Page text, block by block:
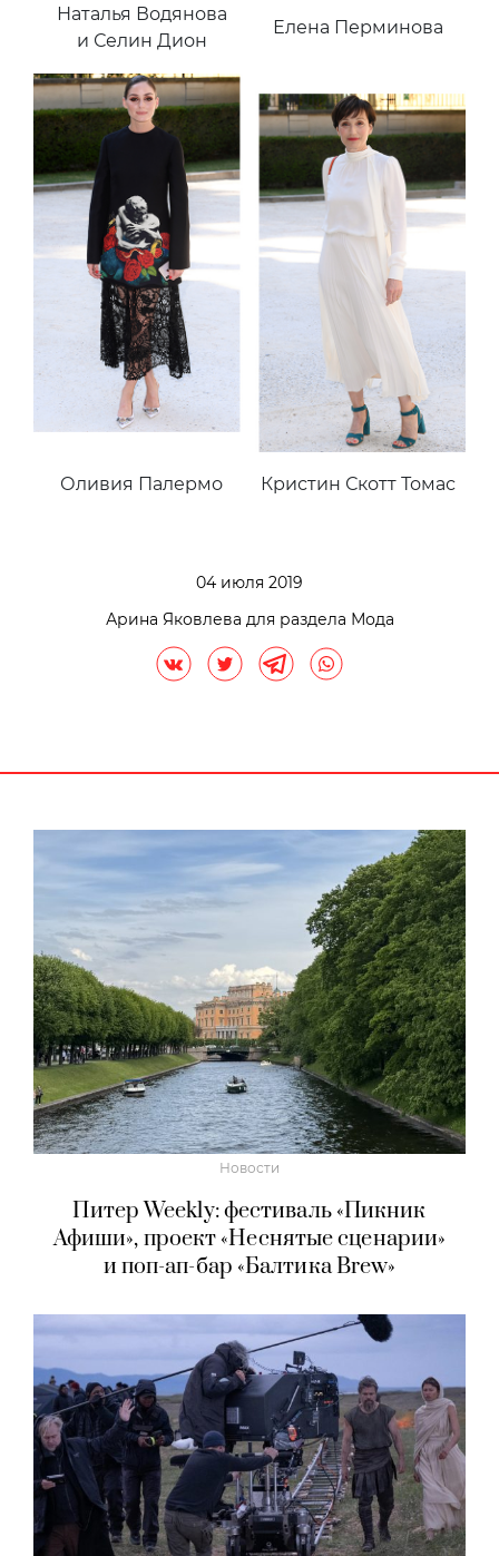
Наталья Водянова
и Селин Дион
Елена Перминова
Оливия Палермо Кристин Скотт Томас
04 июля 2019
Арина Яковлева для раздела Мода
Новости
Питер Weekly: фестиваль «Пикник
Афиши», проект «Неснятые сценарии»
и поп-ап-бар «Балтика Brew»